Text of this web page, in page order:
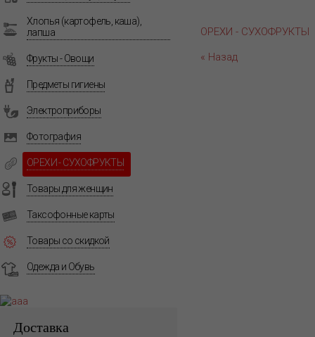
Хлопья (картофель, каша),
лапша
Фрукты - Овощи
Предметы гигиены
Электроприборы
Фотография
ОРЕХИ - СУХОФРУКТЫ
Товары для женщин
Таксофонные карты
Товары со скидкой
Одежда и Обувь
Доставка
ОРЕХИ - СУХОФРУКТЫ
« Назад